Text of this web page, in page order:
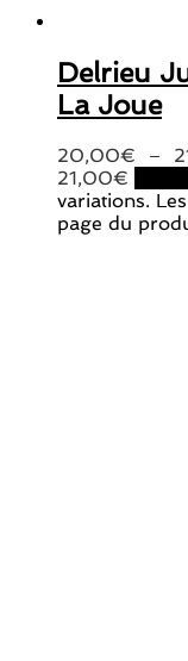
Delrieu
La Joue
20,00€ –
21,00€
variations.
page du